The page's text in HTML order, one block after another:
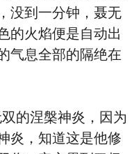
没到一分钟，聂无
的火焰便是自动出
气息全部的隔绝在
涅槃神炎，因为
炎，知道这是他修